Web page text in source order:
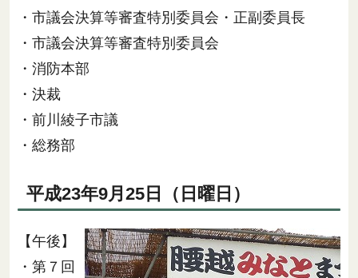
・市議会決算等審査特別委員会・正副委員長
・市議会決算等審査特別委員会
・消防本部
・決裁
・前川綾子市議
・総務部
平成23年9月25日（日曜日）
【午後】
・第７回